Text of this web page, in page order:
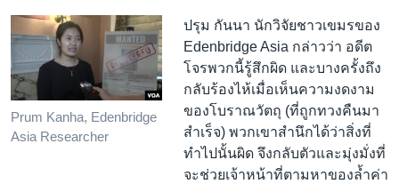
Prum Kanha, Edenbridge
Asia Researcher
ปรุม กันนา นักวิจัยชาวเขมรของ
Edenbridge Asia กล่าวว่า อดีต
โจรพวกนี้รู้สึกผิด และบางครั้งถึง
กลับร้องไห้เมื่อเห็นความงดงาม
ของโบราณวัตถุ (ที่ถูกทวงคืนมา
สำเร็จ) พวกเขาสำนึกได้ว่าสิ่งที่
ทำไปนั้นผิด จึงกลับตัวและมุ่งมั่งที่
จะช่วยเจ้าหน้าที่ตามหาของล้ำค่า